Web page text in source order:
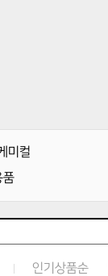
미컬
품
인기상품순